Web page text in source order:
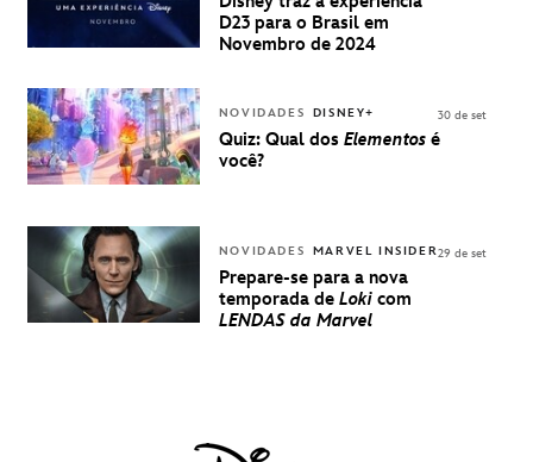
BRASIL -
UMA
DISNEY
D23 para o Brasil em
Novembro de 2024
NOVIDADES DISNEY+
Quiz: Qual dos Elementos é
você?
30 de set
NOVIDADES MARVEL INSIDER
Prepare-se para a nova
temporada de Loki com
LENDAS da Marvel
29 de set